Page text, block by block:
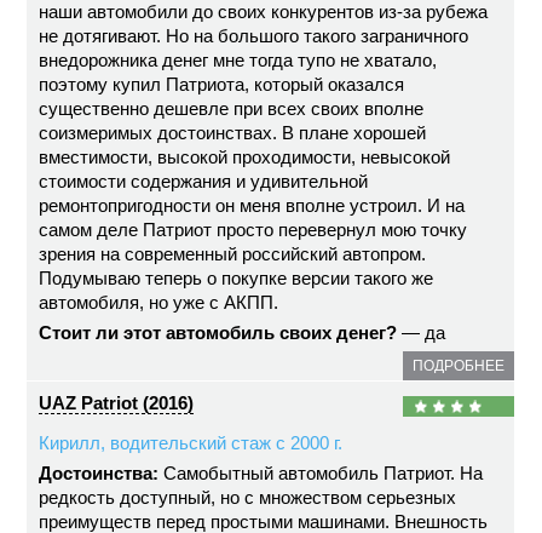
наши автомобили до своих конкурентов из-за рубежа
не дотягивают. Но на большого такого заграничного
внедорожника денег мне тогда тупо не хватало,
поэтому купил Патриота, который оказался
существенно дешевле при всех своих вполне
соизмеримых достоинствах. В плане хорошей
вместимости, высокой проходимости, невысокой
стоимости содержания и удивительной
ремонтопригодности он меня вполне устроил. И на
самом деле Патриот просто перевернул мою точку
зрения на современный российский автопром.
Подумываю теперь о покупке версии такого же
автомобиля, но уже с АКПП.
Стоит ли этот автомобиль своих денег? — да
ПОДРОБНЕЕ
UAZ Patriot (2016)
Кирилл, водительский стаж с 2000 г.
Достоинства: Самобытный автомобиль Патриот. На
редкость доступный, но с множеством серьезных
преимуществ перед простыми машинами. Внешность